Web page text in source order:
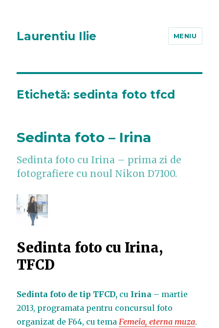
Laurentiu Ilie MENIU
Etichetă:sedinta foto tfcd
Sedinta foto – Irina
Sedinta foto cu Irina – prima zi de
fotografiere cu noul Nikon D7100.
Sedinta foto cu Irina,
TFCD
Sedinta foto de tip TFCD, cu Irina – martie
2013, programata pentru concursul foto
organizat de F64, cu temaFemeia, eterna muza.